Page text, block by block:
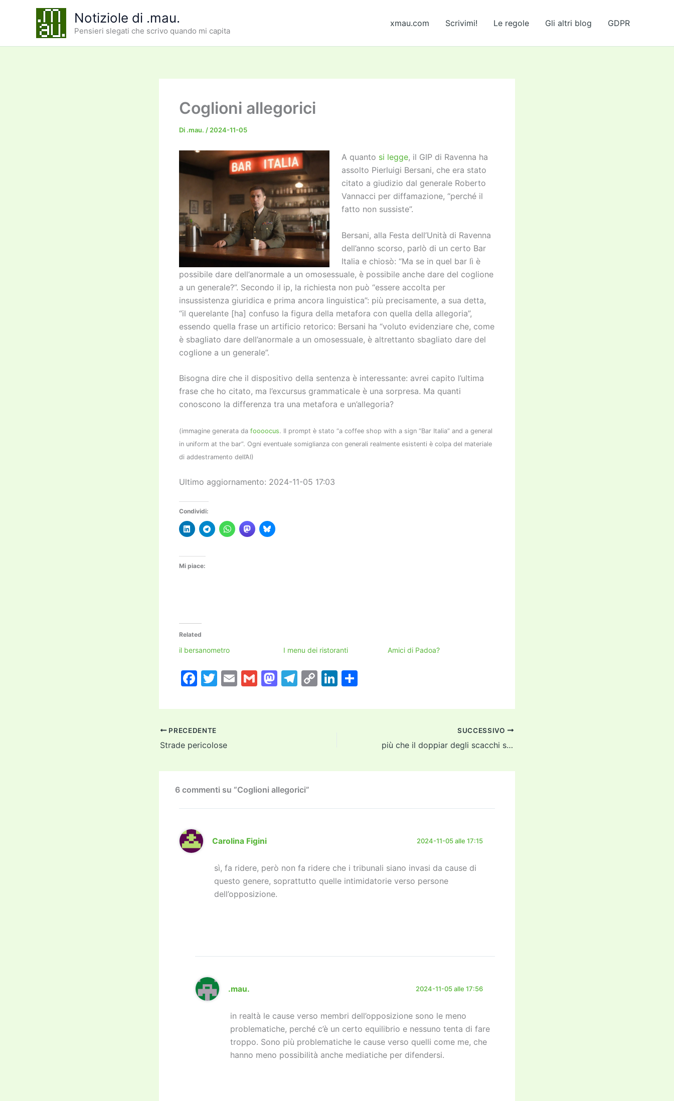
Notiziole di .mau.
Pensieri slegati che scrivo quando mi capita
xmau.com Scrivimi! Le regole Gli altri blog GDPR
Coglioni allegorici
Di .mau. / 2024-11-05
A quanto si legge, il GIP di Ravenna ha
assolto Pierluigi Bersani, che era stato
citato a giudizio dal generale Roberto
Vannacci per diffamazione, “perché il
fatto non sussiste”.
Bersani, alla Festa dell’Unità di Ravenna
dell’anno scorso, parlò di un certo Bar
Italia e chiosò: “Ma se in quel bar lì è
possibile dare dell’anormale a un omosessuale, è possibile anche dare del coglione
a un generale?”. Secondo il ip, la richiesta non può “essere accolta per
insussistenza giuridica e prima ancora linguistica”: più precisamente, a sua detta,
“il querelante [ha] confuso la figura della metafora con quella della allegoria”,
essendo quella frase un artificio retorico: Bersani ha “voluto evidenziare che, come
è sbagliato dare dell’anormale a un omosessuale, è altrettanto sbagliato dare del
coglione a un generale”.
Bisogna dire che il dispositivo della sentenza è interessante: avrei capito l’ultima
frase che ho citato, ma l’excursus grammaticale è una sorpresa. Ma quanti
conoscono la differenza tra una metafora e un’allegoria?
(immagine generata da foooocus. Il prompt è stato “a coffee shop with a sign “Bar Italia” and a general
in uniform at the bar”. Ogni eventuale somiglianza con generali realmente esistenti è colpa del materiale
di addestramento dell’AI)
Ultimo aggiornamento: 2024-11-05 17:03
Condividi:
Mi piace:
Related
il bersanometro I menu dei ristoranti Amici di Padoa?
F
c
e
b
o
k
T
itt
E
ai
G
ai
M
st
n
T
e
C
p
k
Li
k n
PRECEDENTE
Strade pericolose
SUCCESSIVO
più che il doppiar degli scacchi s’inmilla
6 commenti su “Coglioni allegorici”
Carolina Figini 2024-11-05 alle 17:15
sì, fa ridere, però non fa ridere che i tribunali siano invasi da cause di
questo genere, soprattutto quelle intimidatorie verso persone
dell’opposizione.
.mau. 2024-11-05 alle 17:56
in realtà le cause verso membri dell’opposizione sono le meno
problematiche, perché c’è un certo equilibrio e nessuno tenta di fare
troppo. Sono più problematiche le cause verso quelli come me, che
hanno meno possibilità anche mediatiche per difendersi.